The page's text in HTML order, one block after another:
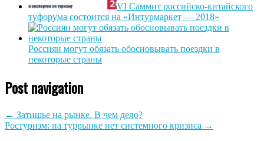
VI Саммит российско-китайского
туфорума состоится на «Интурмаркет — 2018»
Россиян могут обязать обосновывать поездки в
некоторые страны
Post navigation
← Затишье на рынке. В чем дело?
Ростуризм: на туррынке нет системного кризиса →